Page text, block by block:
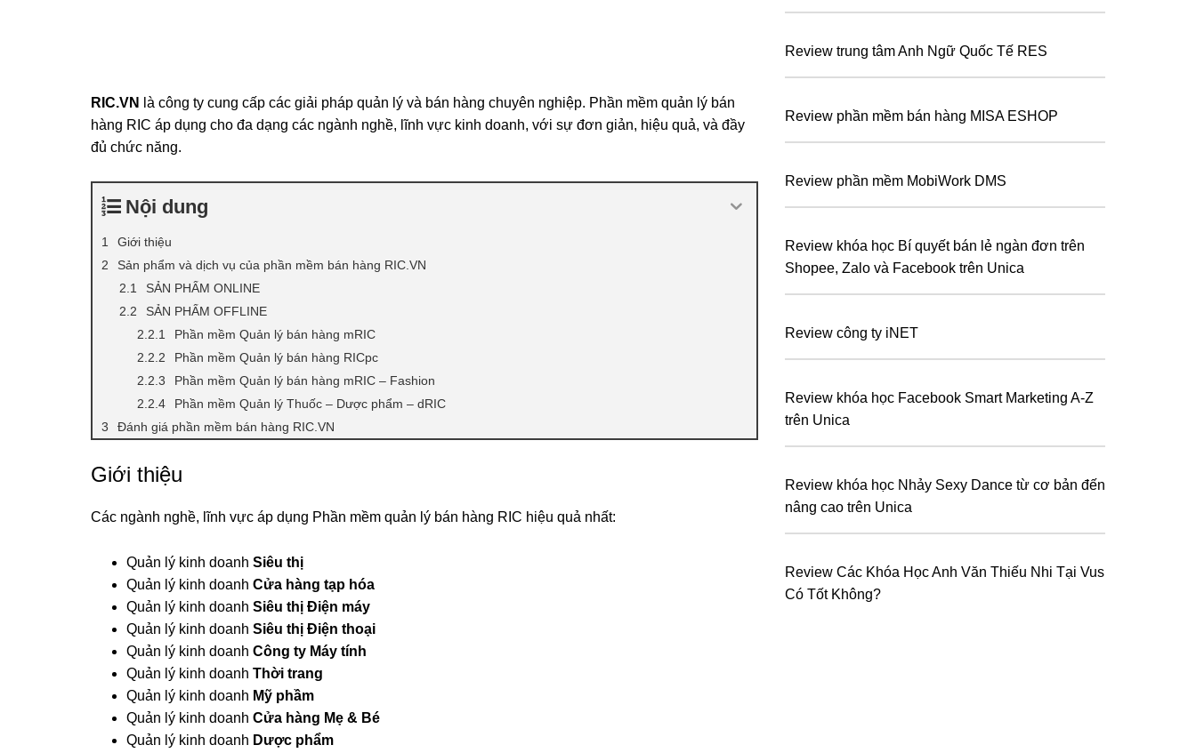
RIC.VN
là công ty cung cấp các giải pháp quản lý và bán hàng chuyên nghiệp. Phần mềm quản lý bán
hàng RIC áp dụng cho đa dạng các ngành nghề, lĩnh vực kinh doanh, với sự đơn giản, hiệu quả, và đầy
đủ chức năng.
Nội dung
Giới thiệu
Sản phẩm và dịch vụ của phần mềm bán hàng RIC.VN
SẢN PHẨM ONLINE
SẢN PHẨM OFFLINE
Phần mềm Quản lý bán hàng mRIC
Phần mềm Quản lý bán hàng RICpc
Phần mềm Quản lý bán hàng mRIC – Fashion
Phần mềm Quản lý Thuốc – Dược phẩm – dRIC
Đánh giá phần mềm bán hàng RIC.VN
Giới thiệu
Các ngành nghề, lĩnh vực áp dụng Phần mềm quản lý bán hàng RIC hiệu quả nhất:
Quản lý kinh doanh Siêu thị
Quản lý kinh doanh Cửa hàng tạp hóa
Quản lý kinh doanh Siêu thị Điện máy
Quản lý kinh doanh Siêu thị Điện thoại
Quản lý kinh doanh Công ty Máy tính
Quản lý kinh doanh Thời trang
Quản lý kinh doanh Mỹ phầm
Quản lý kinh doanh Cửa hàng Mẹ & Bé
Quản lý kinh doanh Dược phẩm
Review trung tâm Anh Ngữ Quốc Tế RES
Review phần mềm bán hàng MISA ESHOP
Review phần mềm MobiWork DMS
Review khóa học Bí quyết bán lẻ ngàn đơn trên
Shopee, Zalo và Facebook trên Unica
Review công ty iNET
Review khóa học Facebook Smart Marketing A-Z
trên Unica
Review khóa học Nhảy Sexy Dance từ cơ bản đến
nâng cao trên Unica
Review Các Khóa Học Anh Văn Thiếu Nhi Tại Vus
Có Tốt Không?